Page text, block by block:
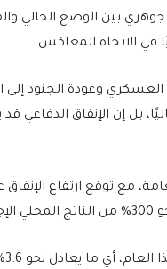
بين الوضع الحالي
في الاتجاه المعاكس.
وعودة الجنود إلى
بل إن الإنفاق الدفاعي
مع توقع ارتفاع الإنفاق